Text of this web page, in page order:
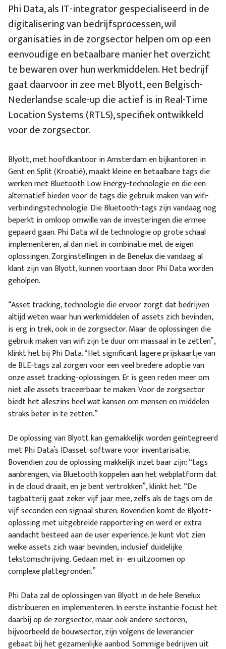
Phi Data, als IT-integrator gespecialiseerd in de
digitalisering van bedrijfsprocessen, wil
organisaties in de zorgsector helpen om op een
eenvoudige en betaalbare manier het overzicht
te bewaren over hun werkmiddelen. Het bedrijf
gaat daarvoor in zee met Blyott, een Belgisch-
Nederlandse scale-up die actief is in Real-Time
Location Systems (RTLS), specifiek ontwikkeld
voor de zorgsector.
Blyott, met hoofdkantoor in Amsterdam en bijkantoren in
Gent en Split (Kroatië), maakt kleine en betaalbare tags die
werken met Bluetooth Low Energy-technologie en die een
alternatief bieden voor de tags die gebruik maken van wifi-
verbindingstechnologie. Die Bluetooth-tags zijn vandaag nog
beperkt in omloop omwille van de investeringen die ermee
gepaard gaan. Phi Data wil de technologie op grote schaal
implementeren, al dan niet in combinatie met de eigen
oplossingen. Zorginstellingen in de Benelux die vandaag al
klant zijn van Blyott, kunnen voortaan door Phi Data worden
geholpen.
“Asset tracking, technologie die ervoor zorgt dat bedrijven
altijd weten waar hun werkmiddelen of assets zich bevinden,
is erg in trek, ook in de zorgsector. Maar de oplossingen die
gebruik maken van wifi zijn te duur om massaal in te zetten”,
klinkt het bij Phi Data. “Het significant lagere prijskaartje van
de BLE-tags zal zorgen voor een veel bredere adoptie van
onze asset tracking-oplossingen. Er is geen reden meer om
niet alle assets traceerbaar te maken. Voor de zorgsector
biedt het alleszins heel wat kansen om mensen en middelen
straks beter in te zetten.”
De oplossing van Blyott kan gemakkelijk worden geïntegreerd
met Phi Data’s IDasset-software voor inventarisatie.
Bovendien zou de oplossing makkelijk inzet baar zijn: “tags
aanbrengen, via Bluetooth koppelen aan het webplatform dat
in de cloud draait, en je bent vertrokken”, klinkt het. “De
tagbatterij gaat zeker vijf jaar mee, zelfs als de tags om de
vijf seconden een signaal sturen. Bovendien komt de Blyott-
oplossing met uitgebreide rapportering en werd er extra
aandacht besteed aan de user experience. Je kunt vlot zien
welke assets zich waar bevinden, inclusief duidelijke
tekstomschrijving. Gedaan met in- en uitzoomen op
complexe plattegronden.”
Phi Data zal de oplossingen van Blyott in de hele Benelux
distribueren en implementeren. In eerste instantie focust het
daarbij op de zorgsector, maar ook andere sectoren,
bijvoorbeeld de bouwsector, zijn volgens de leverancier
gebaat bij het gezamenlijke aanbod. Sommige bedrijven uit